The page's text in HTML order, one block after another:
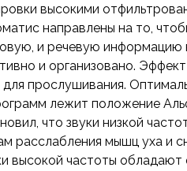
высокими
направлены на то,
и речевую информацию
и организовано. Эффект
прослушивания.
лежит положение
что звуки низкой
расслабления мышц уха и
высокой частоты